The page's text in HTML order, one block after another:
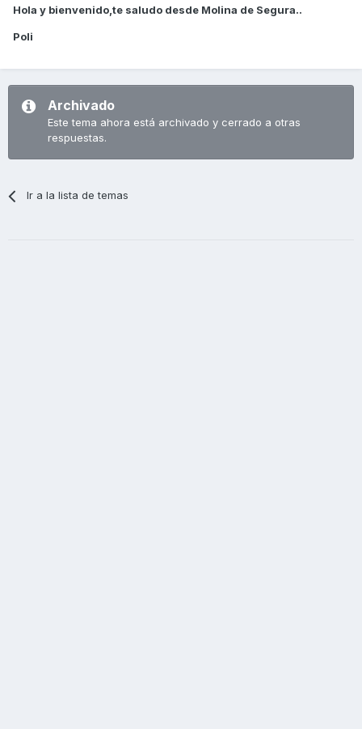
Hola y bienvenido,te saludo desde Molina de Segura..
Poli
Archivado
Este tema ahora está archivado y cerrado a otras
respuestas.
Ir a la lista de temas